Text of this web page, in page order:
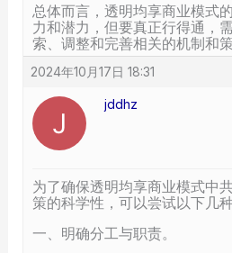
总体而言，透明均享商业模式
力和潜力，但要真正行得通，
索、调整和完善相关的机制和策
2024年10月17日 18:31
jddhz
为了确保透明均享商业模式中
策的科学性，可以尝试以下几
一、明确分工与职责。